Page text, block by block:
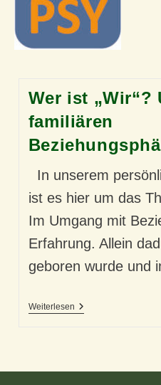
Wer ist „Wir“?
familiären
In unserem
ist es hier um das
Im Umgang mit
Erfahrung. Allein
geboren wurde und
WeiterlesenWer